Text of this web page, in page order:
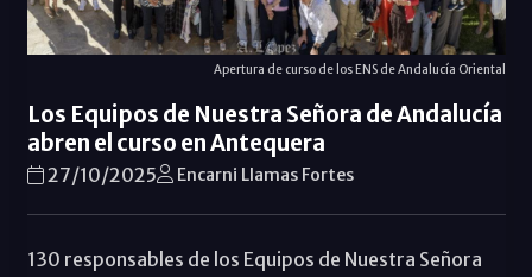
Apertura de curso de los ENS de Andalucía Oriental
Los Equipos de Nuestra Señora de Andalucía
abren el curso en Antequera
27/10/2025 Encarni Llamas Fortes
130 responsables de los Equipos de Nuestra Señora